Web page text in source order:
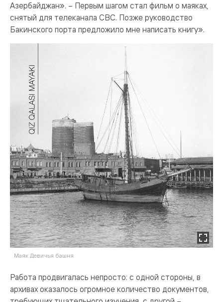
Азербайджан». – Первым шагом стал фильм о маяках,
снятый для телеканала CBC. Позже руководство
Бакинского порта предложило мне написать книгу».
Маяк Девичья башня
Работа продвигалась непросто: с одной стороны, в
архивах оказалось огромное количество документов,